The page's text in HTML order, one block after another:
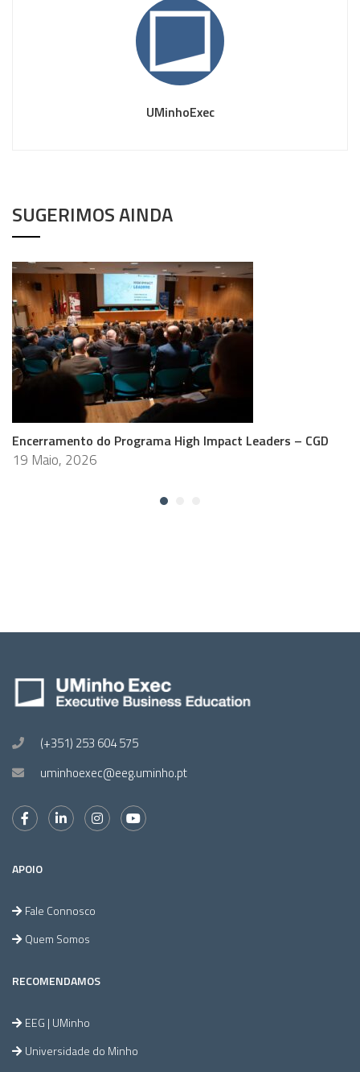
UMinhoExec
SUGERIMOS AINDA
Encerramento do Programa High Impact Leaders – CGD
19 Maio, 2026
(+351) 253 604 575
uminhoexec@eeg.uminho.pt
APOIO
Fale Connosco
Quem Somos
RECOMENDAMOS
EEG | UMinho
Universidade do Minho